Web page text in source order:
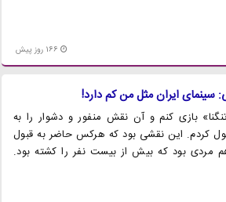
166 روز پیش
بازی کنم و آن نقش منفور و دشوار را به
کردم. این نقشی بود که هرکس حاضر به قبول
مردی بود که بیش از بیست نفر را کشته بود.